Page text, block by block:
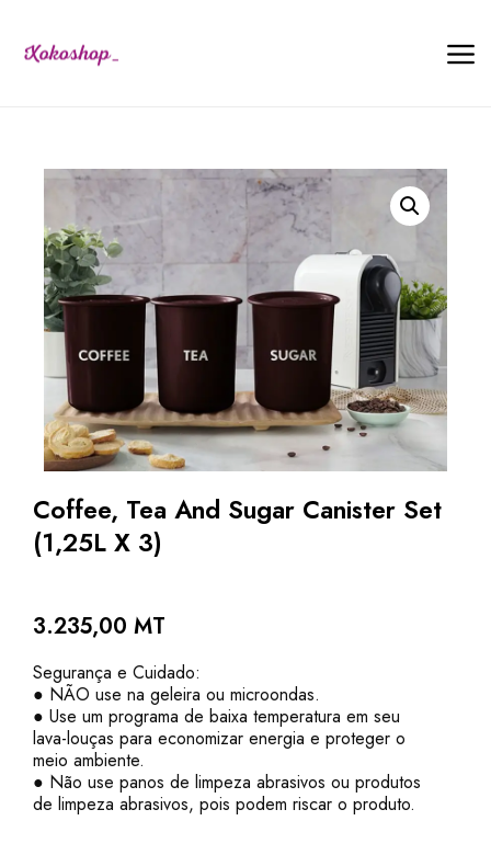
Coffee, Tea And Sugar Canister Set
(1,25L X 3)
3.235,00 MT
Segurança e Cuidado:
● NÃO use na geleira ou microondas.
● Use um programa de baixa temperatura em seu
lava-louças para economizar energia e proteger o
meio ambiente.
● Não use panos de limpeza abrasivos ou produtos
de limpeza abrasivos, pois podem riscar o produto.